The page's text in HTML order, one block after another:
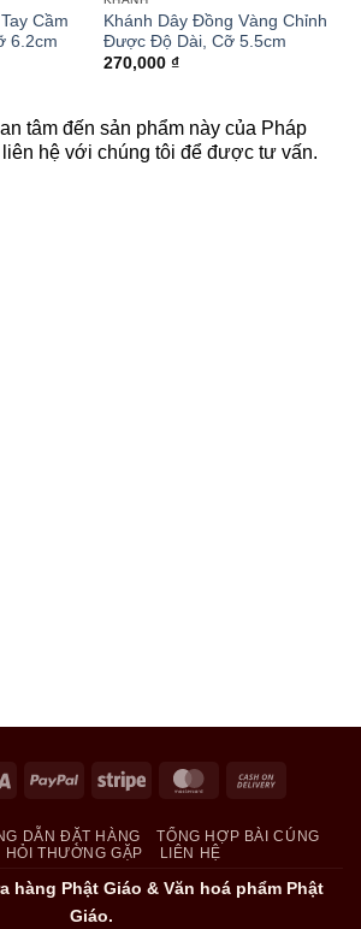
Cầm
6.2cm
Khánh Dây Đồng Vàng Chỉnh
Được Độ Dài, Cỡ 5.5cm
270,000 ₫
tâm đến sản phẩm này của Pháp
hệ với chúng tôi để được tư vấn.
Visa PayPal Stripe MasterCard
Delivery
DẪN ĐẶT HÀNG
TỔNG HỢP BÀI CÚNG
HỎI THƯỜNG GẶP
LIÊN HỆ
hàng Phật Giáo & Văn hoá phẩm Phật
Giáo.